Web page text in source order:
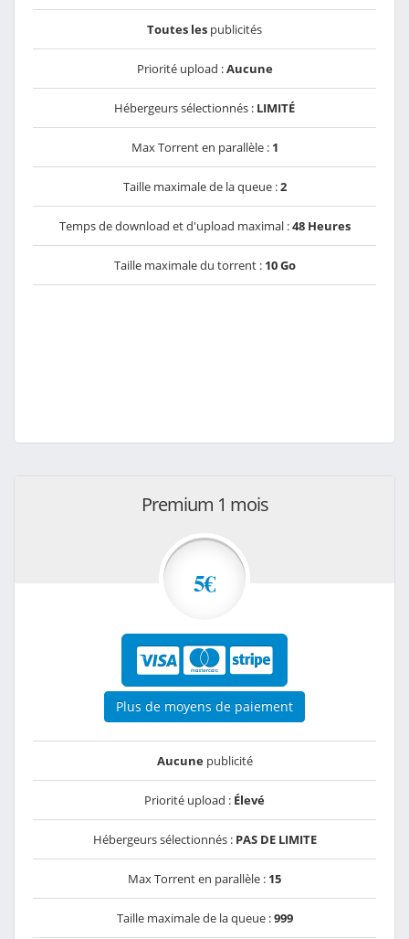
Toutes les publicités
Priorité upload :Aucune
Hébergeurs sélectionnés : LIMITÉ
Max Torrent en parallèle : 1
Taille maximale de la queue :2
Temps de download et d'upload maximal :48 Heures
Taille maximale du torrent : 10 Go
Premium 1 mois
5€
Plus de moyens de paiement
Aucunepublicité
Priorité upload : Élevé
Hébergeurs sélectionnés : PAS DE LIMITE
Max Torrent en parallèle : 15
Taille maximale de la queue :999